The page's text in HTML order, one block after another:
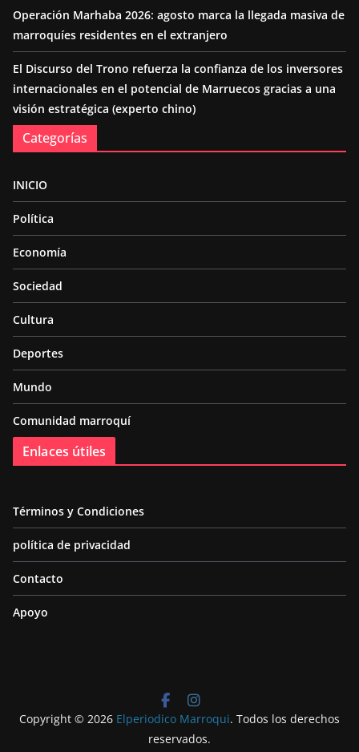
Operación Marhaba 2026: agosto marca la llegada masiva de
marroquíes residentes en el extranjero
El Discurso del Trono refuerza la confianza de los inversores
internacionales en el potencial de Marruecos gracias a una
visión estratégica (experto chino)
Categorías
INICIO
Política
Economía
Sociedad
Cultura
Deportes
Mundo
Comunidad marroquí
Enlaces útiles
Términos y Condiciones
política de privacidad
Contacto
Apoyo
Copyright © 2026 Elperiodico Marroqui. Todos los derechos
reservados.